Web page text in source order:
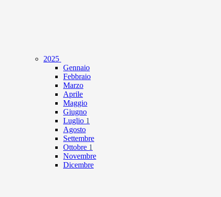
2025
Gennaio
Febbraio
Marzo
Aprile
Maggio
Giugno
Luglio 1
Agosto
Settembre
Ottobre 1
Novembre
Dicembre